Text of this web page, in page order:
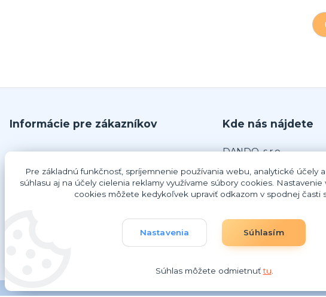
Informácie pre zákazníkov
O nás
Obchodné podmienky
Odstúpenie od zmluvy
Kde nás nájdete
DANDO, s.r.o.
925 63 Dolná Streda
IČO: 47348 259
IČ DPH: SK2023837948
Pre základnú funkčnosť, spríjemnenie používania webu, analytické účely
súhlasu aj na účely cielenia reklamy využívame súbory cookies.
cookies môžete kedykoľvek upraviť odkazom v spodnej časti
Nastavenia Súhlasím
Súhlas môžete odmietnuťtu